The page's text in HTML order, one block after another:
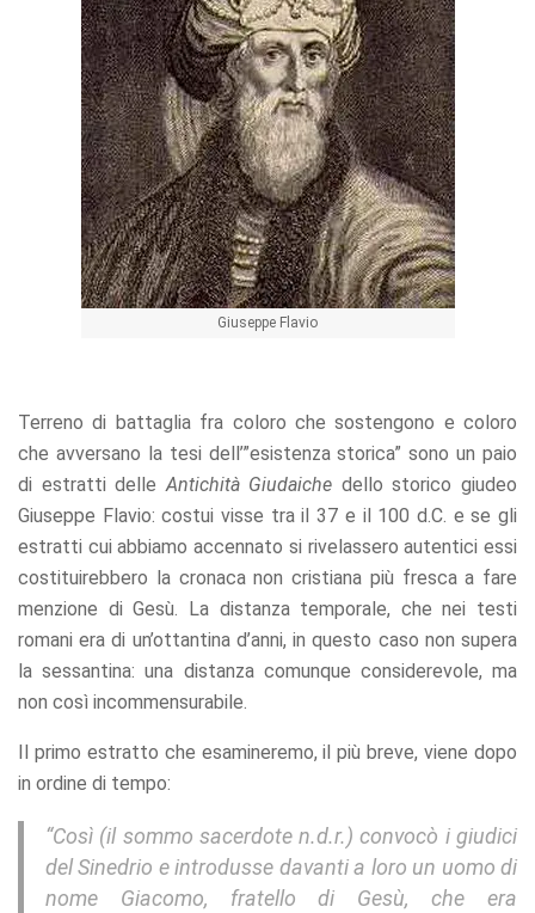
Giuseppe Flavio
Terreno di battaglia fra coloro che sostengono e coloro
che avversano la tesi dell’”esistenza storica” sono un paio
di estratti delleAntichità Giudaiche dello storico giudeo
Giuseppe Flavio: costui visse tra il 37 e il 100 d.C. e se gli
estratti cui abbiamo accennato si rivelassero autentici essi
costituirebbero la cronaca non cristiana più fresca a fare
menzione di Gesù. La distanza temporale, che nei testi
romani era di un’ottantina d’anni, in questo caso non supera
la sessantina: una distanza comunque considerevole, ma
non così incommensurabile.
Il primo estratto che esamineremo, il più breve, viene dopo
in ordine di tempo:
“Così (il sommo sacerdote n.d.r.) convocò i giudici
del Sinedrio e introdusse davanti a loro un uomo di
nome Giacomo, fratello di Gesù, che era